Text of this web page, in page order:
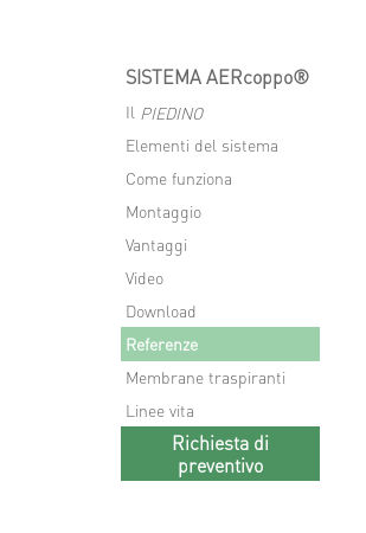
SISTEMA AERcoppo®
Il PIEDINO
Elementi del sistema
Come funziona
Montaggio
Vantaggi
Video
Download
Referenze
Membrane traspiranti
Linee vita
Richiesta di
preventivo